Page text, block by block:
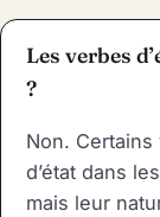
Les verbes
?
Non.
d’état dans
mais leur